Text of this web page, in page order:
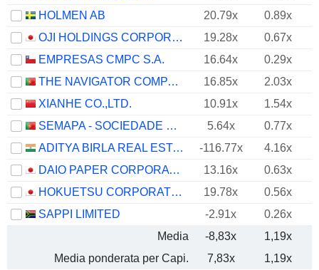
HOLMEN AB
20.79x
0.89x
OJI HOLDINGS CORPORATION
19.28x
0.67x
EMPRESAS CMPC S.A.
16.64x
0.29x
THE NAVIGATOR COMPANY, S.A.
16.85x
2.03x
XIANHE CO.,LTD.
10.91x
1.54x
SEMAPA - SOCIEDADE DE INVESTIMENTO E GESTÃO, SGPS, S.A.
5.64x
0.77x
ADITYA BIRLA REAL ESTATE LIMITED
-116.77x
4.16x
DAIO PAPER CORPORATION
13.16x
0.63x
HOKUETSU CORPORATION
19.78x
0.56x
SAPPI LIMITED
-2.91x
0.26x
Media
-8,83x
1,19x
Media ponderata per Capi.
7,83x 1,19x